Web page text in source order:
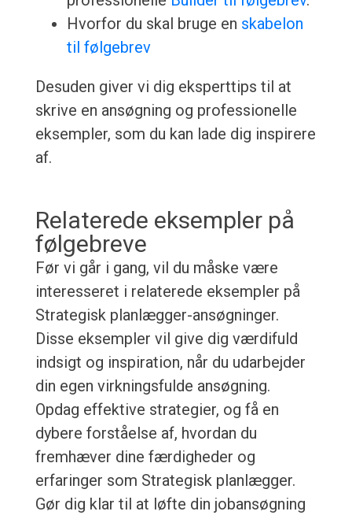
Hvorfor du skal bruge en skabelon
til følgebrev
Desuden giver vi dig eksperttips til at
skrive en ansøgning og professionelle
eksempler, som du kan lade dig inspirere
af.
Relaterede eksempler på
følgebreve
Før vi går i gang, vil du måske være
interesseret i relaterede eksempler på
Strategisk planlægger-ansøgninger.
Disse eksempler vil give dig værdifuld
indsigt og inspiration, når du udarbejder
din egen virkningsfulde ansøgning.
Opdag effektive strategier, og få en
dybere forståelse af, hvordan du
fremhæver dine færdigheder og
erfaringer som Strategisk planlægger.
Gør dig klar til at løfte din jobansøgning